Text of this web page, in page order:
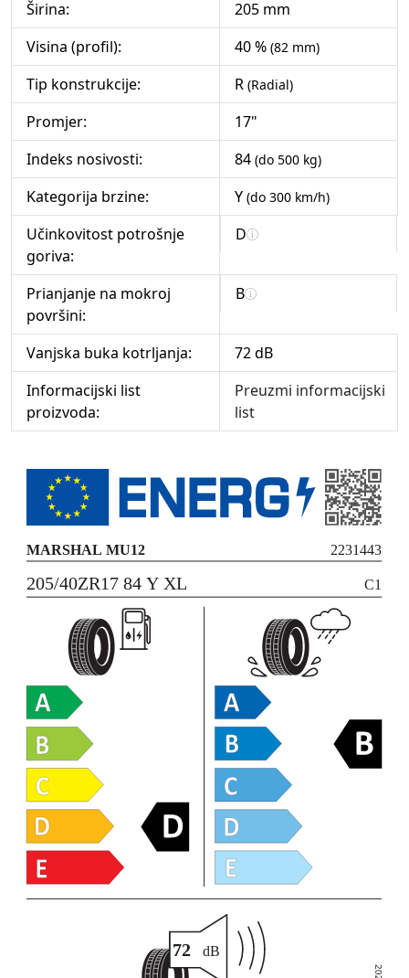
Širina:
205 mm
Visina (profil):
40 % (82 mm)
Tip konstrukcije: R (Radial)
Promjer:
17"
Indeks nosivosti:
84 (do 500 kg)
Kategorija brzine: Y (do 300 km/h)
Učinkovitost potrošnje
goriva:
D
Prianjanje na mokroj
površini:
B
Vanjska buka kotrljanja:
72 dB
Informacijski list
proizvoda:
Preuzmi informacijski
list